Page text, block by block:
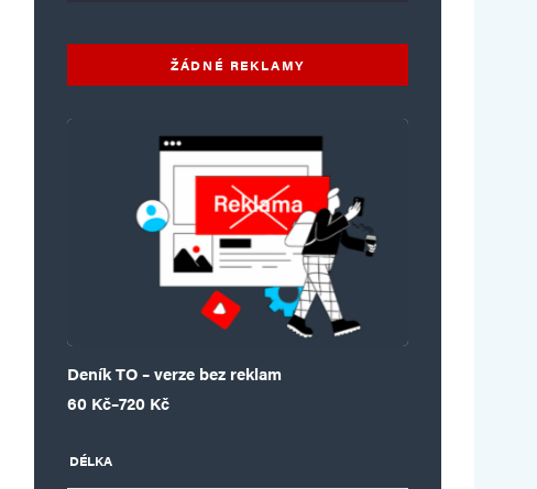
ŽÁDNÉ REKLAMY
Deník TO – verze bez reklam
60 Kč–720 Kč
Rozpětí cen: 60 Kč až 720 Kč
DÉLKA